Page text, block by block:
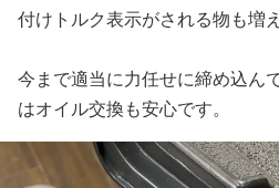
付けトルク表示がされる物も増
今まで適当に力任せに締め込ん
はオイル交換も安心です。